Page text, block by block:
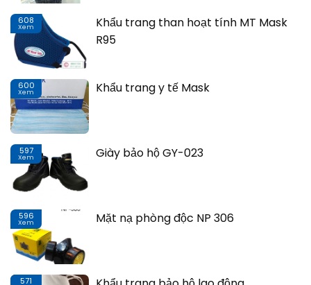
608
Xem
Khẩu trang than hoạt tính MT Mask
R95
600
Xem Khẩu trang y tế Mask
597
Xem Giày bảo hộ GY-023
596
Xem Mặt nạ phòng độc NP 306
571